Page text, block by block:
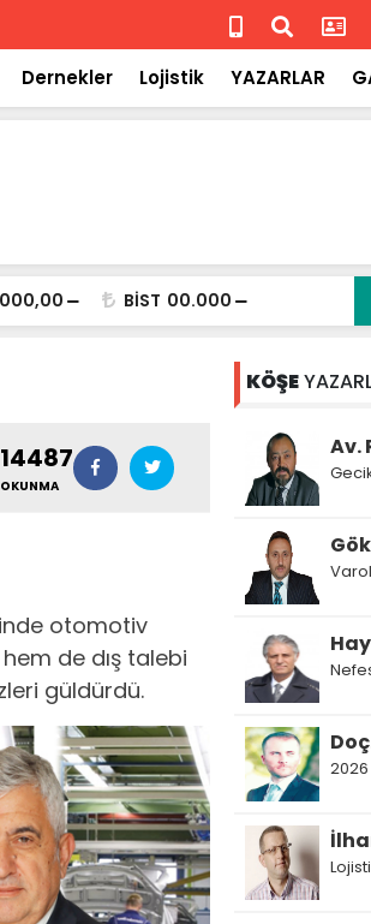
Isuzu'nun Fransa'daki
Dernekler Lojistik YAZARLAR
000,00 BİST 00.000
14487
OKUNMA
otomotiv
de dış talebi
güldürdü.
KÖŞE
Av.
2026